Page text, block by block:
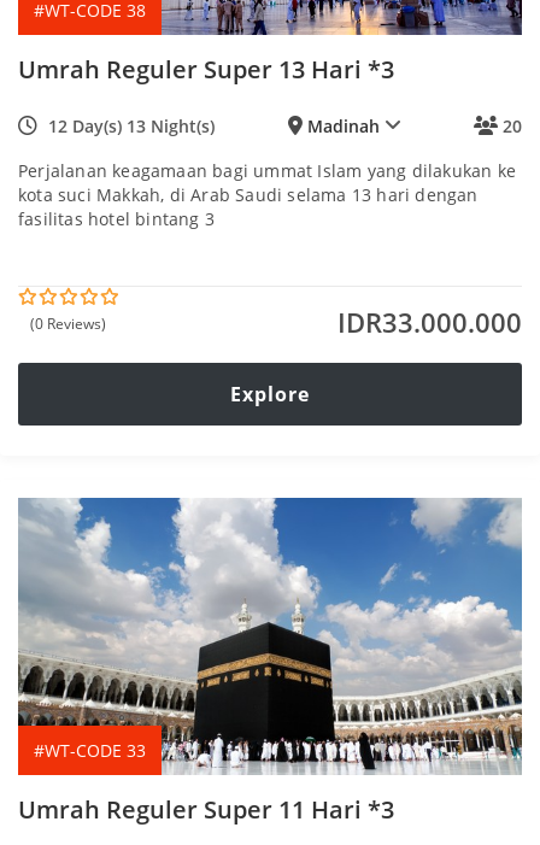
#WT-CODE 38
Umrah Reguler Super 13 Hari *3
12 Day(s) 13 Night(s) Madinah
20
Perjalanan keagamaan bagi ummat Islam yang dilakukan ke
kota suci Makkah, di Arab Saudi selama 13 hari dengan
fasilitas hotel bintang 3
IDR33.000.000
0
u
(0 Reviews)
Explore
#WT-CODE 33
Umrah Reguler Super 11 Hari *3